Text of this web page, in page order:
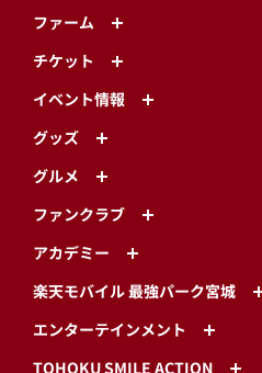
ファーム
チケット
イベント情報
グッズ
グルメ
ファンクラブ
アカデミー
楽天モバイル 最強パーク宮城
エンターテインメント
TOHOKU SMILE ACTION